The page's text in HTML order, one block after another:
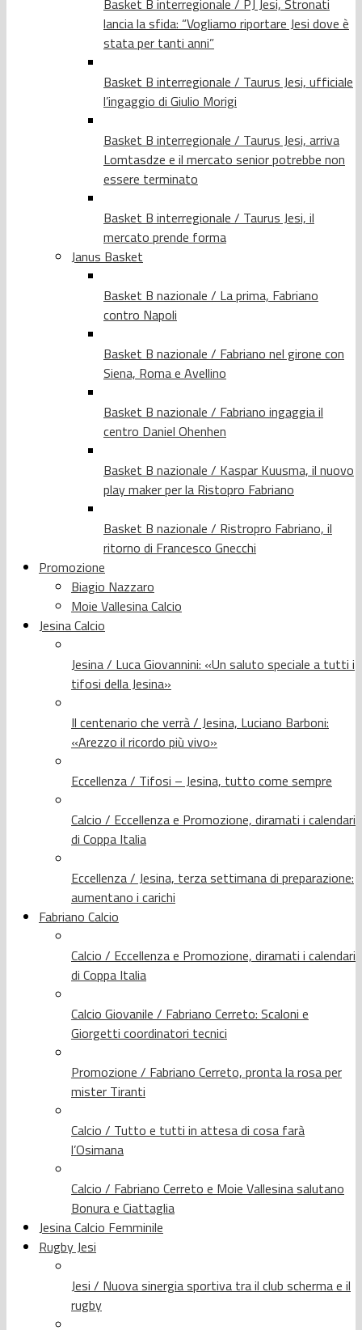
Basket B interregionale / PJ Jesi, Stronati
lancia la sfida: “Vogliamo riportare Jesi dove è
stata per tanti anni”
Basket B interregionale / Taurus Jesi, ufficiale
l’ingaggio di Giulio Morigi
Basket B interregionale / Taurus Jesi, arriva
Lomtasdze e il mercato senior potrebbe non
essere terminato
Basket B interregionale / Taurus Jesi, il
mercato prende forma
Janus Basket
Basket B nazionale / La prima, Fabriano
contro Napoli
Basket B nazionale / Fabriano nel girone con
Siena, Roma e Avellino
Basket B nazionale / Fabriano ingaggia il
centro Daniel Ohenhen
Basket B nazionale / Kaspar Kuusma, il nuovo
play maker per la Ristopro Fabriano
Basket B nazionale / Ristropro Fabriano, il
ritorno di Francesco Gnecchi
Promozione
Biagio Nazzaro
Moie Vallesina Calcio
Jesina Calcio
Jesina / Luca Giovannini: «Un saluto speciale a tutti i
tifosi della Jesina»
Il centenario che verrà / Jesina, Luciano Barboni:
«Arezzo il ricordo più vivo»
Eccellenza / Tifosi – Jesina, tutto come sempre
Calcio / Eccellenza e Promozione, diramati i calendari
di Coppa Italia
Eccellenza / Jesina, terza settimana di preparazione:
aumentano i carichi
Fabriano Calcio
Calcio / Eccellenza e Promozione, diramati i calendari
di Coppa Italia
Calcio Giovanile / Fabriano Cerreto: Scaloni e
Giorgetti coordinatori tecnici
Promozione / Fabriano Cerreto, pronta la rosa per
mister Tiranti
Calcio / Tutto e tutti in attesa di cosa farà
l’Osimana
Calcio / Fabriano Cerreto e Moie Vallesina salutano
Bonura e Ciattaglia
Jesina Calcio Femminile
Rugby Jesi
Jesi / Nuova sinergia sportiva tra il club scherma e il
rugby